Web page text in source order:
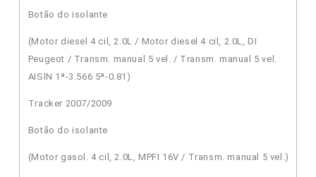
Botão do isolante
(Motor diesel 4 cil, 2.0L / Motor diesel 4 cil, 2.0L, DI
Peugeot / Transm. manual 5 vel. / Transm. manual 5 vel.
AISIN 1ª-3.566 5ª-0.81)
Tracker 2007/2009
Botão do isolante
(Motor gasol. 4 cil, 2.0L, MPFI 16V / Transm. manual 5 vel.)